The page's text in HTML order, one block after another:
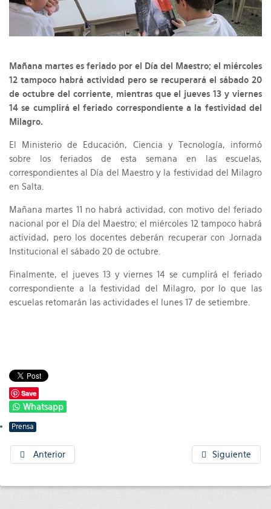
Mañana martes es feriado por el Día del Maestro; el miércoles
12 tampoco habrá actividad pero se recuperará el sábado 20
de octubre del corriente, mientras que el jueves 13 y viernes
14 se cumplirá el feriado correspondiente a la festividad del
Milagro.
El Ministerio de Educación, Ciencia y Tecnología, informó
sobre los feriados de esta semana en las escuelas,
correspondientes al Día del Maestro y la festividad del Milagro
en Salta.
Mañana martes 11 no habrá actividad, con motivo del feriado
nacional por el Día del Maestro; el miércoles 12 tampoco habrá
actividad, pero los docentes deberán recuperar con Jornada
Institucional el sábado 20 de octubre.
Finalmente, el jueves 13 y viernes 14 se cumplirá el feriado
correspondiente a la festividad del Milagro, por lo que las
escuelas retomarán las actividades el lunes 17 de setiembre.
Save
Whatsapp
Prensa
Anterior Siguiente